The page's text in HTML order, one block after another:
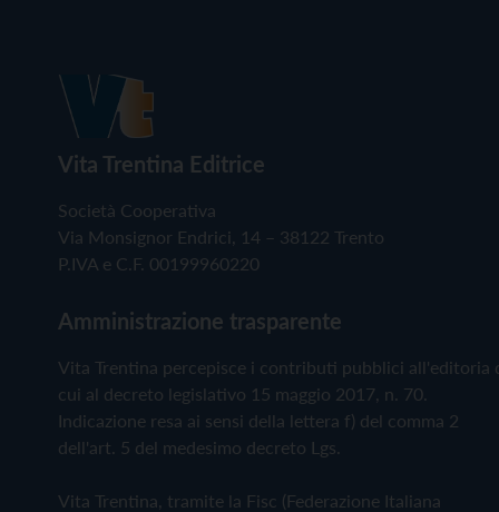
Vita Trentina Editrice
Società Cooperativa
Via Monsignor Endrici, 14 – 38122 Trento
P.IVA e C.F. 00199960220
Amministrazione trasparente
Vita Trentina percepisce i contributi pubblici all'editoria
cui al decreto legislativo 15 maggio 2017, n. 70.
Indicazione resa ai sensi della lettera f) del comma 2
dell'art. 5 del medesimo decreto Lgs.
Vita Trentina, tramite la Fisc (Federazione Italiana